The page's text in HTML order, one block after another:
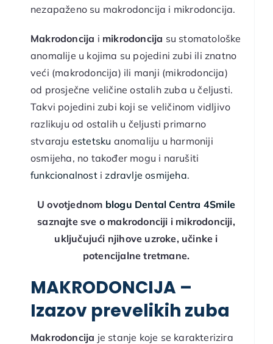
nezapaženo su makrodoncija i mikrodoncija.
Makrodoncija i mikrodoncija su stomatološke
anomalije u kojima su pojedini zubi ili znatno
veći (makrodoncija) ili manji (mikrodoncija)
od prosječne veličine ostalih zuba u čeljusti.
Takvi pojedini zubi koji se veličinom vidljivo
razlikuju od ostalih u čeljusti primarno
stvaraju estetsku anomaliju u harmoniji
osmijeha, no također mogu i narušiti
funkcionalnostizdravlje osmijeha.
U ovotjednom blogu Dental Centra 4Smile
saznajte sve o makrodonciji i mikrodonciji,
uključujući njihove uzroke, učinke i
potencijalne tretmane.
MAKRODONCIJA –
Izazov prevelikih zuba
Makrodoncija je stanje koje se karakterizira